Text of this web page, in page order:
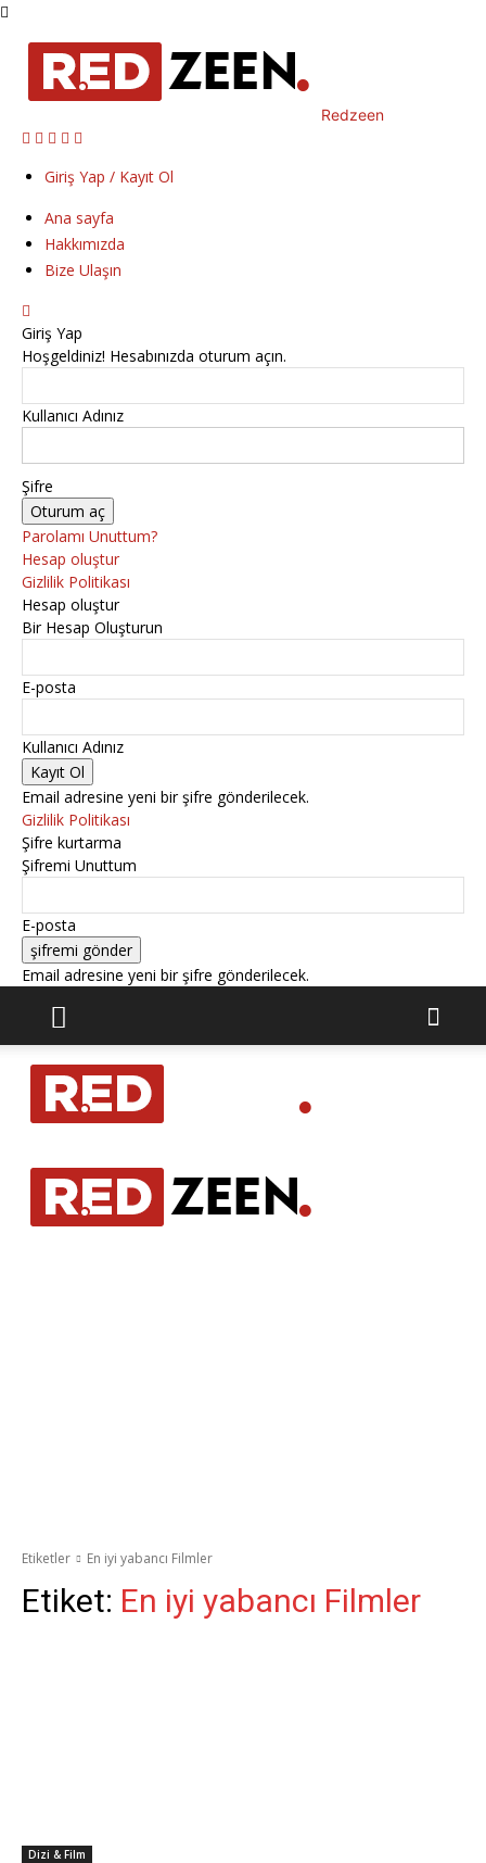
Redzeen
Giriş Yap / Kayıt Ol
Ana sayfa
Hakkımızda
Bize Ulaşın
Giriş Yap
Hoşgeldiniz! Hesabınızda oturum açın.
Kullanıcı Adınız
Şifre
Parolamı Unuttum?
Hesap oluştur
Gizlilik Politikası
Hesap oluştur
Bir Hesap Oluşturun
E-posta
Kullanıcı Adınız
Email adresine yeni bir şifre gönderilecek.
Gizlilik Politikası
Şifre kurtarma
Şifremi Unuttum
E-posta
Email adresine yeni bir şifre gönderilecek.
Etiketler En iyi yabancı Filmler
Etiket: En iyi yabancı Filmler
Dizi & Film